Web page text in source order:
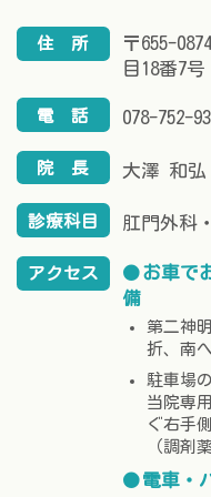
住 所
〒655-
目18番7号
電 話 078-752-
院 長 大澤 和弘
診療科目 肛門外科
アクセス
お車で
備
第二神
折、南
駐車場
当院専
ぐ右手
（調剤
電車・